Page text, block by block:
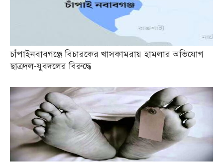
চাঁপাইনবাবগঞ্জে বিচারকের খাসকামরায় হামলার অভিযোগ
ছাত্রদল-যুবদলের বিরুদ্ধে